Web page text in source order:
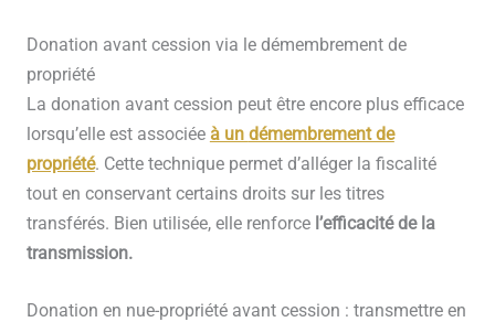
Donation avant cession via le démembrement de
propriété
La donation avant cession peut être encore plus efficace
lorsqu’elle est associée à un démembrement de
propriété. Cette technique permet d’alléger la fiscalité
tout en conservant certains droits sur les titres
transférés. Bien utilisée, elle renforce l’efficacité de la
transmission.
Donation en nue-propriété avant cession : transmettre en